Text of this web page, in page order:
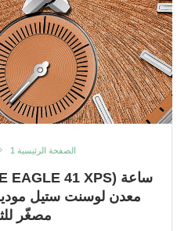
الصفحة الرئيسية 1
معدن لوسنت ستيل
مصغّر